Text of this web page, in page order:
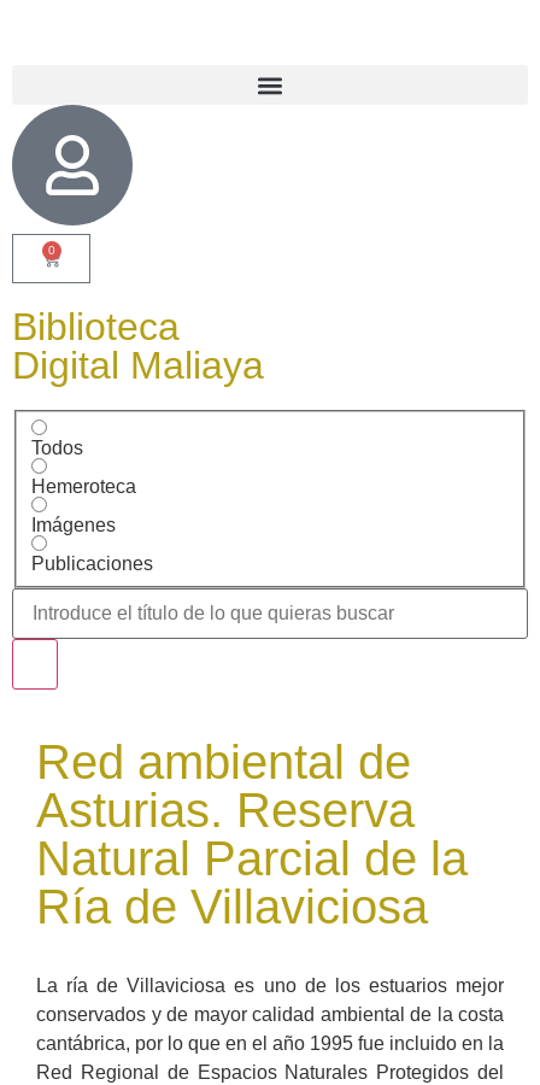
0
Biblioteca
Digital Maliaya
Todos
Hemeroteca
Imágenes
Publicaciones
Red ambiental de
Asturias. Reserva
Natural Parcial de la
Ría de Villaviciosa
La ría de Villaviciosa es uno de los estuarios mejor
conservados y de mayor calidad ambiental de la costa
cantábrica, por lo que en el año 1995 fue incluido en la
Red Regional de Espacios Naturales Protegidos del